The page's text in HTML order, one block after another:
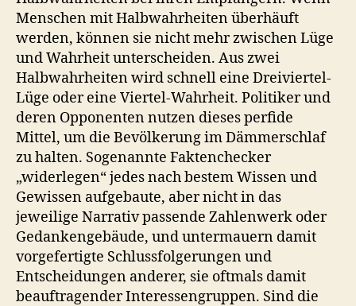
Menschen mit Halbwahrheiten überhäuft
werden, können sie nicht mehr zwischen Lüge
und Wahrheit unterscheiden. Aus zwei
Halbwahrheiten wird schnell eine Dreiviertel-
Lüge oder eine Viertel-Wahrheit. Politiker und
deren Opponenten nutzen dieses perfide
Mittel, um die Bevölkerung im Dämmerschlaf
zu halten. Sogenannte Faktenchecker
„widerlegen“ jedes nach bestem Wissen und
Gewissen aufgebaute, aber nicht in das
jeweilige Narrativ passende Zahlenwerk oder
Gedankengebäude, und untermauern damit
vorgefertigte Schlussfolgerungen und
Entscheidungen anderer, sie oftmals damit
beauftragender Interessengruppen. Sind die